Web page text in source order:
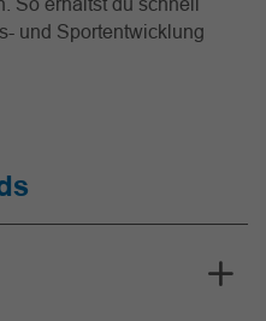
und Sportentwicklung